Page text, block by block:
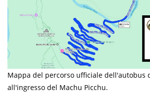
Mappa del percorso ufficiale dell'autobus
all'ingresso del Machu Picchu.